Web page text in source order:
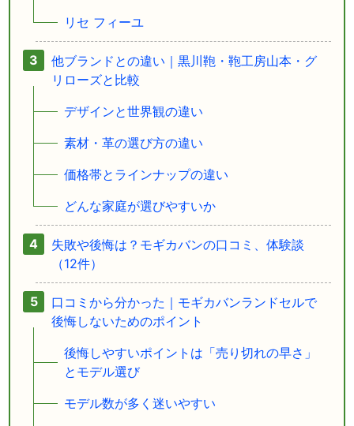
リセ フィーユ
他ブランドとの違い｜黒川鞄・鞄工房山本・グ
リローズと比較
デザインと世界観の違い
素材・革の選び方の違い
価格帯とラインナップの違い
どんな家庭が選びやすいか
失敗や後悔は？モギカバンの口コミ、体験談
（12件）
口コミから分かった｜モギカバンランドセルで
後悔しないためのポイント
後悔しやすいポイントは「売り切れの早さ」
とモデル選び
モデル数が多く迷いやすい